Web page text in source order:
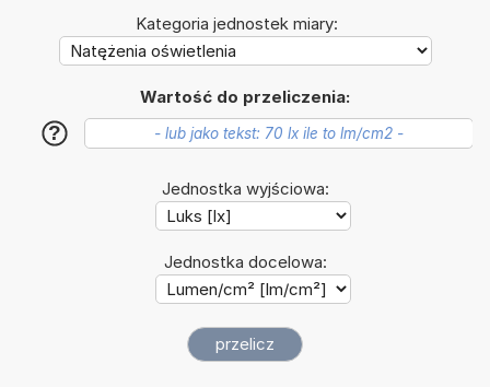
Kategoria jednostek miary:
Wartość do przeliczenia:
?
Jednostka wyjściowa:
Jednostka docelowa: